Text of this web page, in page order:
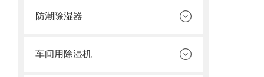
防潮除湿器
车间用除湿机